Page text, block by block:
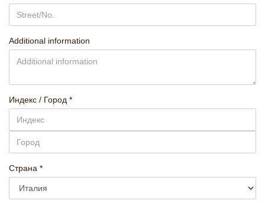
Additional information
Индекс / Город
Страна